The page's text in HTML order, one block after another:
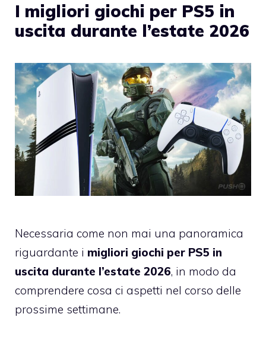
I migliori giochi per PS5 in
uscita durante l’estate 2026
Necessaria come non mai una panoramica
riguardante i migliori giochi per PS5 in
uscita durante l’estate 2026, in modo da
comprendere cosa ci aspetti nel corso delle
prossime settimane.